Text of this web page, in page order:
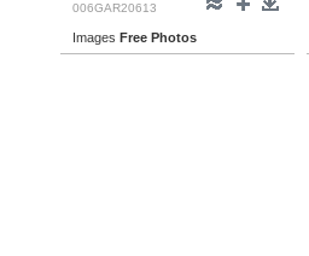
006GAR20613
Images Free Photos